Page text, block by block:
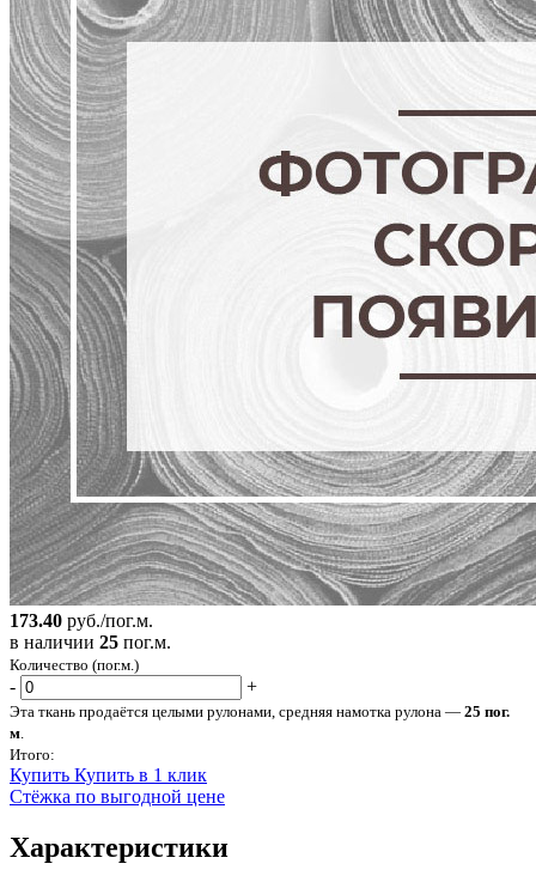
173.40 руб./пог.м.
в наличии 25 пог.м.
Количество (пог.м.)
- +
Эта ткань продаётся целыми рулонами, средняя намотка рулона — 25 пог.
м.
Итого:
Купить Купить в 1 клик
Стёжка по выгодной цене
Характеристики